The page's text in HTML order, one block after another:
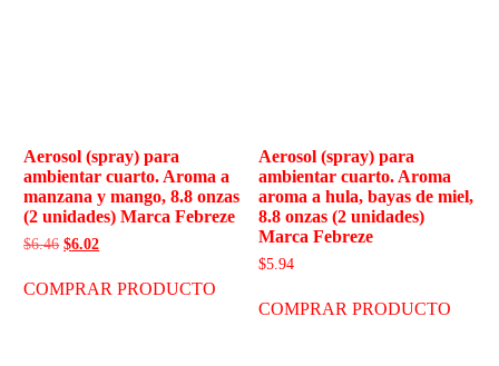
Aerosol (spray) para
ambientar cuarto. Aroma a
manzana y mango, 8.8 onzas
(2 unidades) Marca Febreze
$6.46 $6.02
COMPRAR PRODUCTO
Aerosol (spray) para
ambientar cuarto. Aroma
aroma a hula, bayas de miel,
8.8 onzas (2 unidades)
Marca Febreze
$5.94
COMPRAR PRODUCTO